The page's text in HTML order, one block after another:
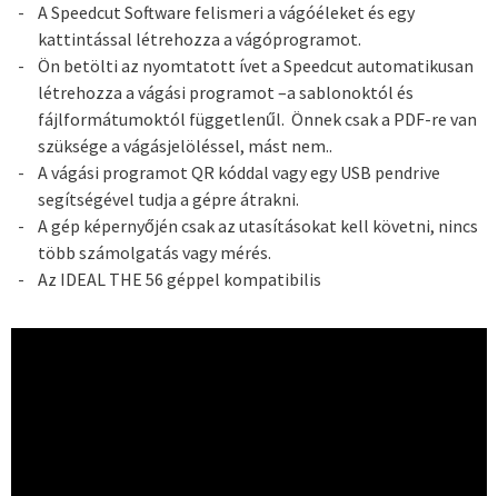
A Speedcut Software felismeri a vágóéleket és egy
kattintással létrehozza a vágóprogramot.
Ön betölti az nyomtatott ívet a Speedcut automatikusan
létrehozza a vágási programot –a sablonoktól és
fájlformátumoktól függetlenűl. Önnek csak a PDF-re van
szüksége a vágásjelöléssel, mást nem..
A vágási programot QR kóddal vagy egy USB pendrive
segítségével tudja a gépre átrakni.
A gép képernyőjén csak az utasításokat kell követni, nincs
több számolgatás vagy mérés.
Az IDEAL THE 56 géppel kompatibilis